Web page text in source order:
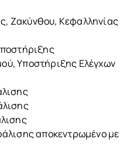
Ζακύνθου, Κεφαλληνίας
Υποστήριξης Ελέγχων
αποκεντρωμένο με